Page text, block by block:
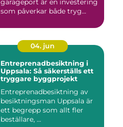
garageport är en investering
som påverkar både tryg...
04. jun
Entreprenadbesiktning i
Uppsala: Så säkerställs ett
tryggare byggprojekt
Entreprenadbesiktning av
besiktningsman Uppsala är
ett begrepp som allt fler
beställare, ...